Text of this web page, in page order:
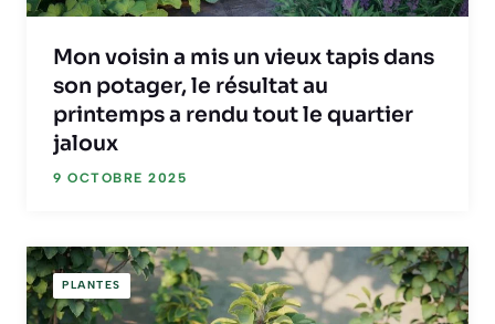
Mon voisin a mis un vieux tapis dans
son potager, le résultat au
printemps a rendu tout le quartier
jaloux
9 OCTOBRE 2025
PLANTES